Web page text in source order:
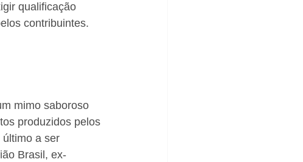
qualificação
contribuintes.
mimo saboroso
produzidos pelos
a ser
Brasil, ex-